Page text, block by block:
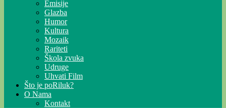
Emisije
Glazba
Humor
Kultura
Mozaik
Rariteti
Škola zvuka
Udruge
Uhvati Film
Što je poRiluk?
O Nama
Kontakt